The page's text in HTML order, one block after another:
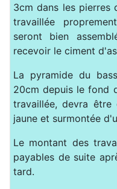
3cm dans les pierres
travaillée
seront bien
recevoir le ciment
La pyramide du
20cm depuis le fond
travaillée, devra
jaune et surmontée
Le montant des
payables de suite
tard.